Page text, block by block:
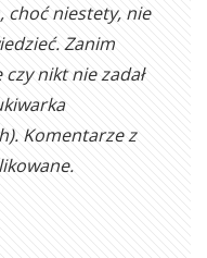
choć niestety, nie
Zanim
nikt nie zadał
Komentarze z